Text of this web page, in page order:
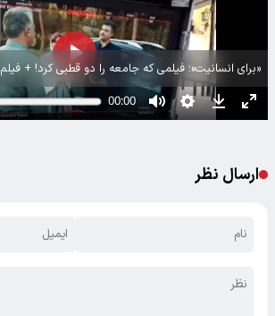
«برای انسانیت»؛ فیلمی که جامعه را دو قطبی کرد! + فیلم
ارسال نظر